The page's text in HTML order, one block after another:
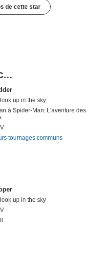
de cette star
up in the sky
à Spider-Man: L'aventure des
tournages communs
up in the sky